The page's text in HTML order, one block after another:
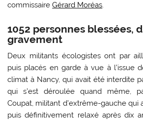
commissaireGérard Moréas.
1052 personnes blessées,
gravement
Deux militants écologistes ont par
puis placés en garde à vue à l’issue
climat à Nancy, qui avait été interdite
qui s’est déroulée quand même,
Coupat, militant d’extrême-gauche qui
puis définitivement relaxé après dix